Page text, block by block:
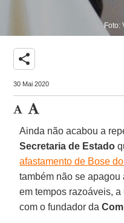
Foto:
share
30 Mai 2020
Ainda não acabou a
Secretaria de Estado
afastamento de Bose
também não se apagou
em tempos razoáveis,
com o fundador da